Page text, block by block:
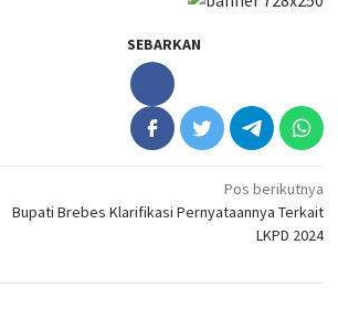
SEBARKAN
Pos berikutnya
Bupati Brebes Klarifikasi Pernyataannya Terkait
LKPD 2024